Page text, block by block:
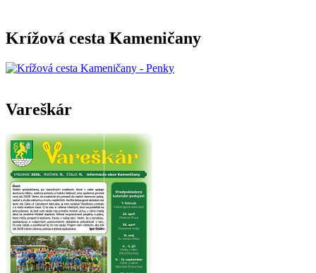
Krížová cesta Kameničany
Vareškár